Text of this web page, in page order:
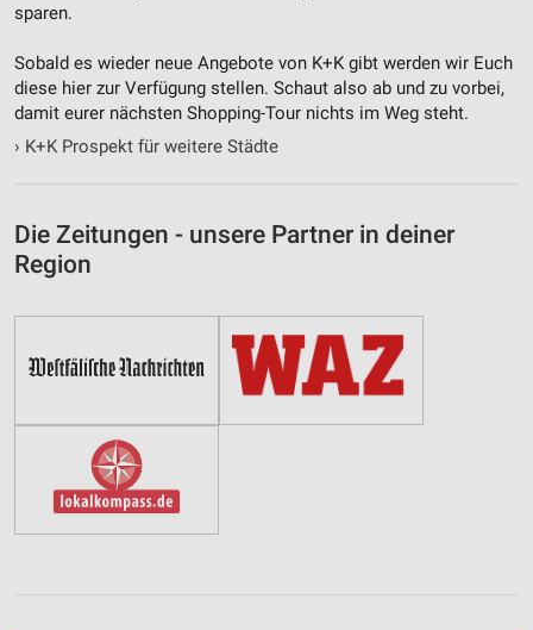
sparen.
Sobald es wieder neue Angebote von K+K gibt werden wir Euch
diese hier zur Verfügung stellen. Schaut also ab und zu vorbei,
damit eurer nächsten Shopping-Tour nichts im Weg steht.
› K+K Prospekt für weitere Städte
Die Zeitungen - unsere Partner in deiner
Region
Werbung